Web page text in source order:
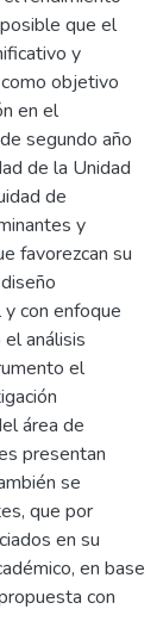
que el
y
objetivo
en el
segundo año
de la Unidad
de
y
favorezcan su
con enfoque
análisis
el
área de
presentan
se
que por
en su
en base
con